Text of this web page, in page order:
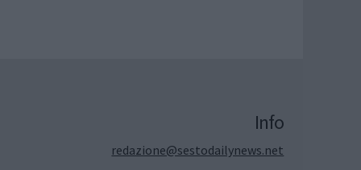
Info
redazione@sestodailynews.net